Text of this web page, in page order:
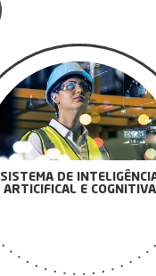
SISTEMA DE
ARTICIFICAL E COGNITIVA